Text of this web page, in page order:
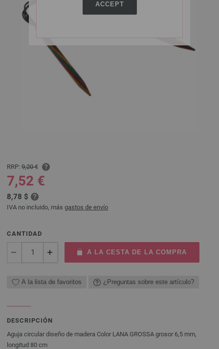
ACCEPT
RRP: 9,20 €
7,52 €
8,78 $
IVA no incluido, más gastos de envío
CANTIDAD
A LA CESTA DE LA COMPRA
A la lista de favoritos ¿Preguntas sobre este artículo?
DESCRIPCIÓN
Aguja circular diseño de madera Color LANA GROSSA grosor 6,5 mm,
longitud 80 cm